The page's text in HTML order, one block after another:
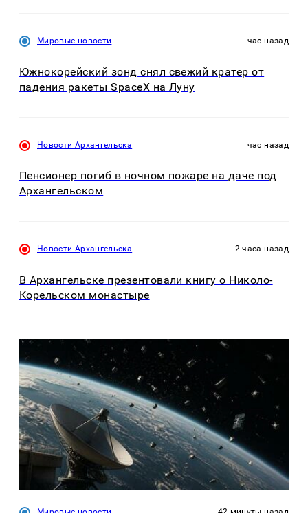
Мировые новости час назад
Южнокорейский зонд снял свежий кратер от
падения ракеты SpaceX на Луну
Новости Архангельска час назад
Пенсионер погиб в ночном пожаре на даче под
Архангельском
Новости Архангельска 2 часа назад
В Архангельске презентовали книгу о Николо-
Корельском монастыре